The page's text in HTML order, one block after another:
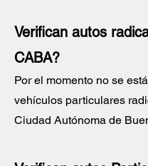
Verifican autos
CABA?
Por el momento no se
vehículos particulares
Ciudad Autónoma de